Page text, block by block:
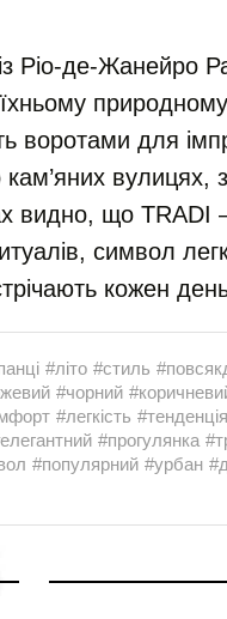
Ріо-де-Жанейро
воротами для
вулицях,
видно, що TRADI
символ
кожен
#літо #стиль
#чорний
#легкість #тенденція
#прогулянка
#популярний #урбан